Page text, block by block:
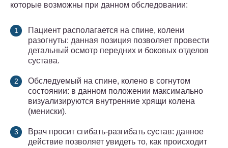
которые возможны при данном обследовании:
Пациент располагается на спине, колени
разогнуты: данная позиция позволяет провести
детальный осмотр передних и боковых отделов
сустава.
Обследуемый на спине, колено в согнутом
состоянии: в данном положении максимально
визуализируются внутренние хрящи колена
(мениски).
Врач просит сгибать-разгибать сустав: данное
действие позволяет увидеть то, как происходит